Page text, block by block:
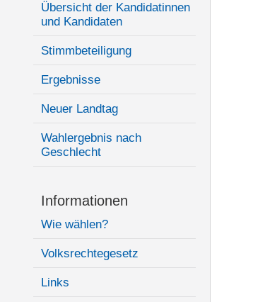
Übersicht der Kandidatinnen
und Kandidaten
Stimmbeteiligung
Ergebnisse
Neuer Landtag
Wahlergebnis nach
Geschlecht
Informationen
Wie wählen?
Volksrechtegesetz
Links